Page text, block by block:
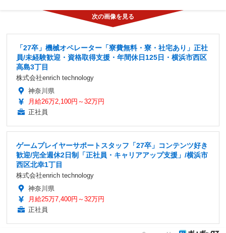
「27卒」機械オペレーター「寮費無料・寮・社宅あり」正社
員/未経験歓迎・資格取得支援・年間休日125日・横浜市西区
高島3丁目
株式会社enrich technology
神奈川県
月給26万2,100円～32万円
正社員
ゲームプレイヤーサポートスタッフ「27卒」コンテンツ好き
歓迎/完全週休2日制「正社員・キャリアアップ支援」/横浜市
西区北幸1丁目
株式会社enrich technology
神奈川県
月給25万7,400円～32万円
正社員